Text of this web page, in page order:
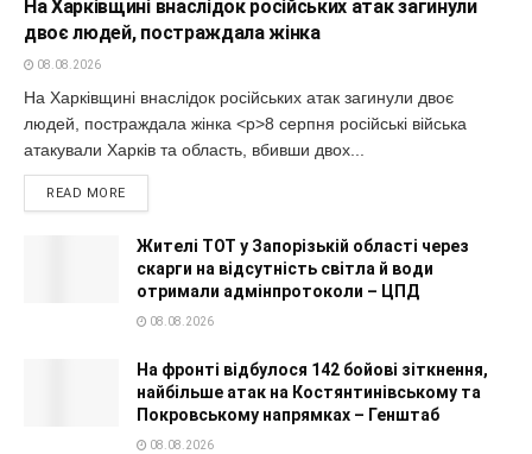
На Харківщині внаслідок російських атак загинули
двоє людей, постраждала жінка
08.08.2026
На Харківщині внаслідок російських атак загинули двоє
людей, постраждала жінка <p>8 серпня російські війська
атакували Харків та область, вбивши двох...
READ MORE
Жителі ТОТ у Запорізькій області через
скарги на відсутність світла й води
отримали адмінпротоколи – ЦПД
08.08.2026
На фронті відбулося 142 бойові зіткнення,
найбільше атак на Костянтинівському та
Покровському напрямках – Генштаб
08.08.2026